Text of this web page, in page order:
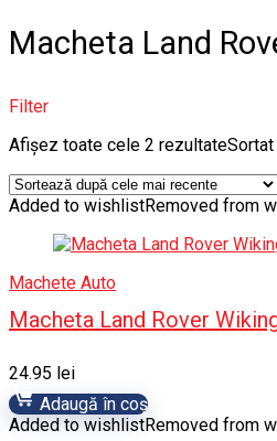
Macheta Land
Filter
Afișez toate cele 2 rezultate
Added to wishlistRemoved from
Machete Auto
Macheta Land Rover
24.95 lei
Adaugă în coș
Added to wishlistRemoved from